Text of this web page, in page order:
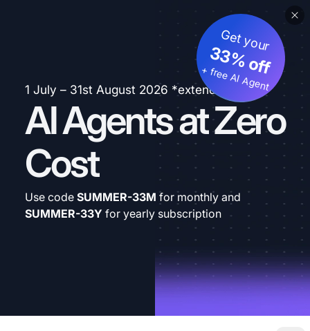
1 July – 31st August 2026 *extended
AI Agents at Zero
Cost
Get your
33% off
+ free AI Agent
Use code SUMMER-33M for monthly and
SUMMER-33Y for yearly subscription